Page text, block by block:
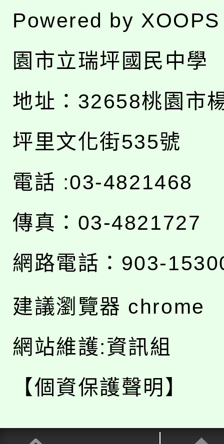
Powered by XOOPS
園市立瑞坪國民中學
地址： 32658桃園市
坪里文化街535號
電話 :03-4821468
傳真：03-4821727
網路電話：903-
建議瀏覽器 chrome
網站維護:資訊組
【個資保護聲明】